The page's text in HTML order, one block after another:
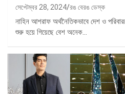
সেপ্টেম্বর 28, 2024 রঙ বেরঙ ডেস্ক
নাহিন আশরাফ অর্থনৈতিকভাবে দেশ ও
শুরু হয়ে গিয়েছে বেশ অনেক…